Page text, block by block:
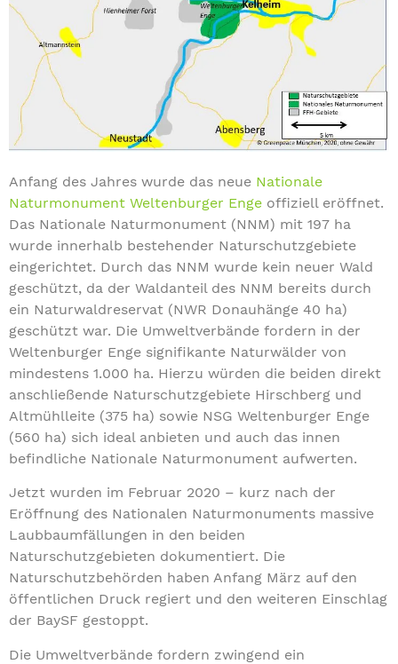
Anfang des Jahres wurde das neue Nationale
Naturmonument Weltenburger Enge offiziell eröffnet.
Das Nationale Naturmonument (NNM) mit 197 ha
wurde innerhalb bestehender Naturschutzgebiete
eingerichtet. Durch das NNM wurde kein neuer Wald
geschützt, da der Waldanteil des NNM bereits durch
ein Naturwaldreservat (NWR Donauhänge 40 ha)
geschützt war. Die Umweltverbände fordern in der
Weltenburger Enge signifikante Naturwälder von
mindestens 1.000 ha. Hierzu würden die beiden direkt
anschließende Naturschutzgebiete Hirschberg und
Altmühlleite (375 ha) sowie NSG Weltenburger Enge
(560 ha) sich ideal anbieten und auch das innen
befindliche Nationale Naturmonument aufwerten.
Jetzt wurden im Februar 2020 – kurz nach der
Eröffnung des Nationalen Naturmonuments massive
Laubbaumfällungen in den beiden
Naturschutzgebieten dokumentiert. Die
Naturschutzbehörden haben Anfang März auf den
öffentlichen Druck regiert und den weiteren Einschlag
der BaySF gestoppt.
Die Umweltverbände fordern zwingend ein